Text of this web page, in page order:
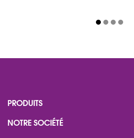
PRODUITS
NOTRE SOCIÉTÉ